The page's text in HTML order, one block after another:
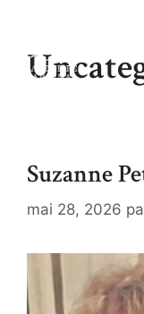
Suzanne
mai 28, 2026